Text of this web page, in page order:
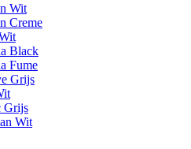
Wit
Creme
Black
Fume
Grijs
Grijs
Wit